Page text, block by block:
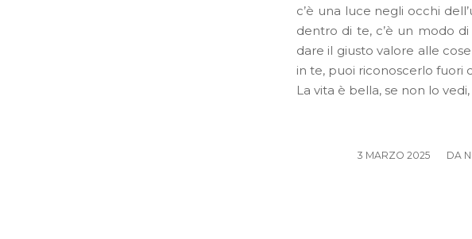
c’è una luce negli occhi
dentro di te, c’è un modo
dare il giusto valore alle
in te, puoi riconoscerlo fuori
La vita è bella, se non lo
3 MARZO 2025
/ DA